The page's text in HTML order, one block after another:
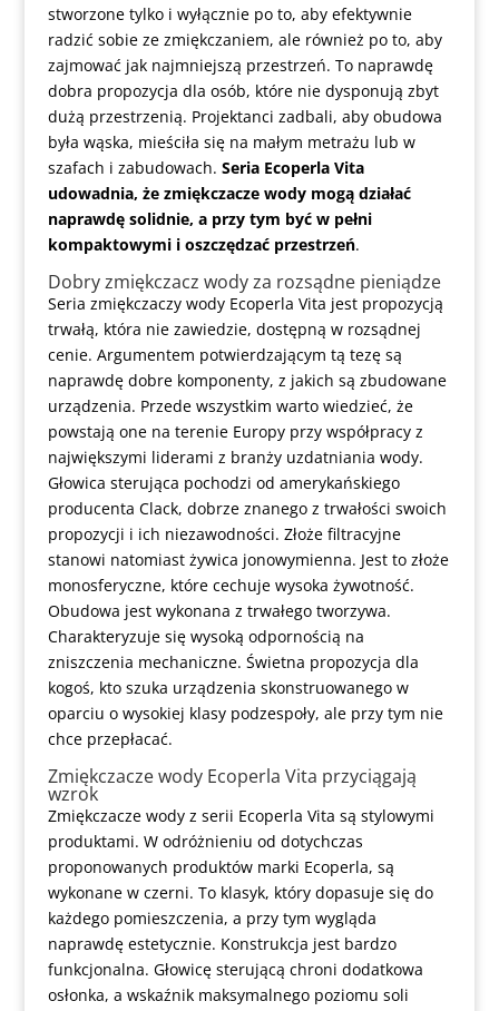
stworzone tylko i wyłącznie po to, aby efektywnie
radzić sobie ze zmiękczaniem, ale również po to, aby
zajmować jak najmniejszą przestrzeń. To naprawdę
dobra propozycja dla osób, które nie dysponują zbyt
dużą przestrzenią. Projektanci zadbali, aby obudowa
była wąska, mieściła się na małym metrażu lub w
szafach i zabudowach. Seria Ecoperla Vita
udowadnia, że zmiękczacze wody mogą działać
naprawdę solidnie, a przy tym być w pełni
kompaktowymi i oszczędzać przestrzeń.
Dobry zmiękczacz wody za rozsądne pieniądze
Seria zmiękczaczy wody Ecoperla Vita jest propozycją
trwałą, która nie zawiedzie, dostępną w rozsądnej
cenie. Argumentem potwierdzającym tą tezę są
naprawdę dobre komponenty, z jakich są zbudowane
urządzenia. Przede wszystkim warto wiedzieć, że
powstają one na terenie Europy przy współpracy z
największymi liderami z branży uzdatniania wody.
Głowica sterująca pochodzi od amerykańskiego
producenta Clack, dobrze znanego z trwałości swoich
propozycji i ich niezawodności. Złoże filtracyjne
stanowi natomiast żywica jonowymienna. Jest to złoże
monosferyczne, które cechuje wysoka żywotność.
Obudowa jest wykonana z trwałego tworzywa.
Charakteryzuje się wysoką odpornością na
zniszczenia mechaniczne. Świetna propozycja dla
kogoś, kto szuka urządzenia skonstruowanego w
oparciu o wysokiej klasy podzespoły, ale przy tym nie
chce przepłacać.
Zmiękczacze wody Ecoperla Vita przyciągają
wzrok
Zmiękczacze wody z serii Ecoperla Vita są stylowymi
produktami. W odróżnieniu od dotychczas
proponowanych produktów marki Ecoperla, są
wykonane w czerni. To klasyk, który dopasuje się do
każdego pomieszczenia, a przy tym wygląda
naprawdę estetycznie. Konstrukcja jest bardzo
funkcjonalna. Głowicę sterującą chroni dodatkowa
osłonka, a wskaźnik maksymalnego poziomu soli